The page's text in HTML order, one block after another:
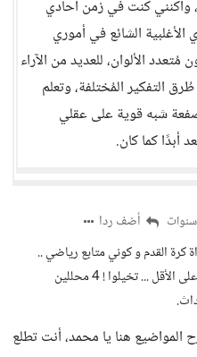
كنت في زمن أحادي
الشائع في أموري
مُتعدد الألوان، للعديد من الآراء
التفكير المُختلفة، وتعلم
صفعة شبه قوية على عقلي
أبدًا كما كان.
أضف ردا
كرة القدم و كوني متابع رياضي ..
أطلع لتحليلات 4 محللين على الأقل ... تخيلوا ! 4 محللين
المواضيع هنا يا محمد، أنت تطلع